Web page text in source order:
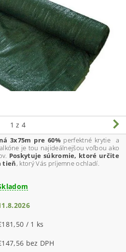
1 z 4
3x75m pre 60%perfektné krytie a
je tou najideálnejšou voľbou ako
Poskytuje súkromie, ktoré určite
tieň, ktorý Vás príjemne ochladí.
/ 1 ks
€147,56 bez DPH